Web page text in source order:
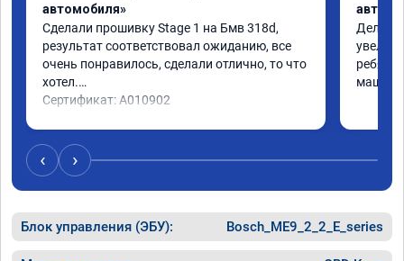
автомобиля»
Сделали прошивку Stage 1 на Бмв 318d,
результат соответствовал ожиданию, все
очень понравилось, сделали отлично, то что
хотел.
Сертификат: A010902
Делали
ребята
машина
‹ ›
Блок управления (ЭБУ): Bosch_ME9_2_2_E_series